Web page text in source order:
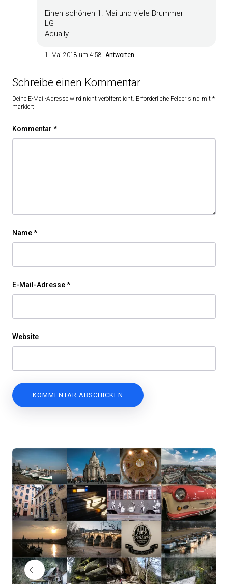
Einen schönen 1. Mai und viele Brummer
LG
Aqually
1. Mai 2018 um 4:58 Antworten
Schreibe einen Kommentar
Deine E-Mail-Adresse wird nicht veröffentlicht. Erforderliche Felder sind mit *
markiert
Kommentar *
Name*
E-Mail-Adresse*
Website